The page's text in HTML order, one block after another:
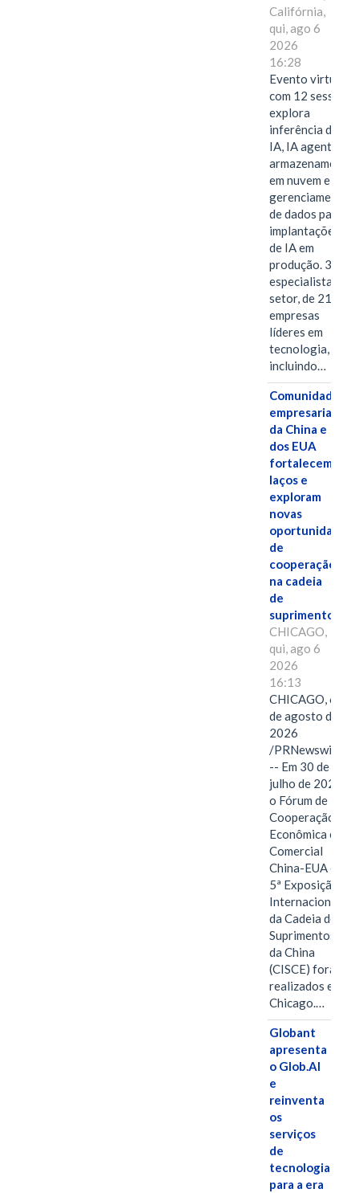
Califórnia,
qui, ago 6
2026
16:28
Evento virtual
com 12 sessões
explora
inferência de
IA, IA agentiva,
armazenamento
em nuvem e
gerenciamento
de dados para
implantações
de IA em
produção. 38
especialistas do
setor, de 21
empresas
líderes em
tecnologia,
incluindo…
Comunidades
empresariais
da China e
dos EUA
fortalecem
laços e
exploram
novas
oportunidades
de
cooperação
na cadeia
de
suprimentos.
CHICAGO,
qui, ago 6
2026
16:13
CHICAGO, 6
de agosto de
2026
/PRNewswire/
-- Em 30 de
julho de 2026,
o Fórum de
Cooperação
Econômica e
Comercial
China-EUA e a
5ª Exposição
Internacional
da Cadeia de
Suprimentos
da China
(CISCE) foram
realizados em
Chicago.…
Globant
apresenta
o Glob.AI
e
reinventa
os
serviços
de
tecnologia
para a era